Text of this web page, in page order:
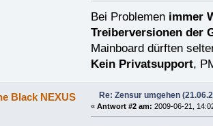
Bei Problemen immer
Treiberversionen der
Mainboard dürften
Kein Privatsupport,
Black NEXUS Re: Zensur umgehen
« Antwort #2 am: 2009-06-21,